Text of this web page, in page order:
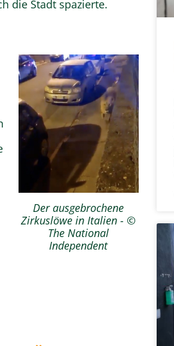
die Stadt spazierte.
Der ausgebrochene
Zirkuslöwe in Italien - ©
The National
Independent